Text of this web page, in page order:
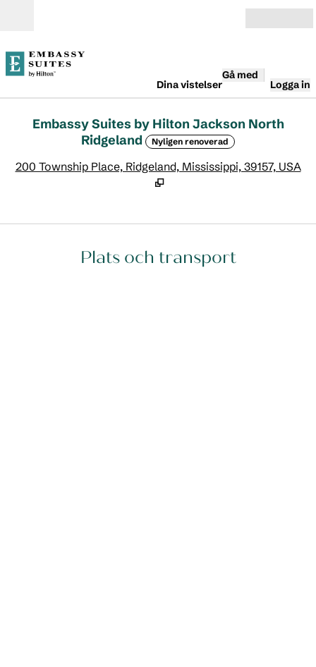
Dina vistelser
Gå med
Logga in
Embassy Suites by Hilton Jackson North
Ridgeland
Nyligen renoverad
200 Township Place, Ridgeland, Mississippi, 39157, USA
Plats och transport